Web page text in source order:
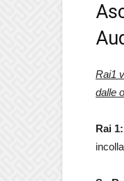
Rai1
dalle
Rai